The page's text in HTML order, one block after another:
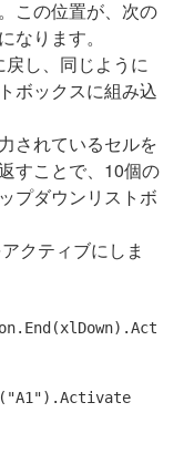
この位置が、次の
なります。
し、同じように
ボックスに組み込
されているセルを
すことで、10個の
プダウンリストボ
クティブにしま
"A1"